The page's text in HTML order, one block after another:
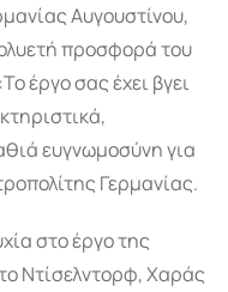
Αυγουστίνου,
προσφορά του
έργο σας έχει βγει
ευγνωμοσύνη για
Γερμανίας.
στο έργο της
Ντίσελντορφ, Χαράς